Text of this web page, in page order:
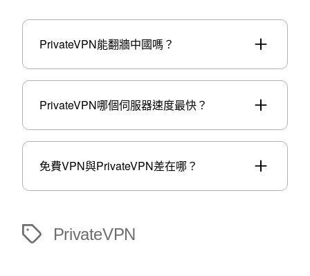
PrivateVPN能翻牆中國嗎？
PrivateVPN哪個伺服器速度最快？
免費VPN與PrivateVPN差在哪？
標
PrivateVPN